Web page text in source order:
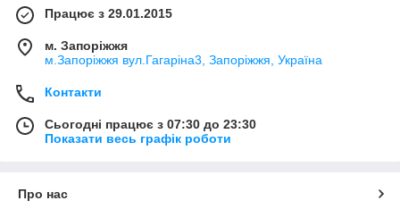
Працює з 29.01.2015
м. Запоріжжя
м.Запоріжжя вул.Гагаріна3, Запоріжжя, Україна
Контакти
Сьогодні працює з 07:30 до 23:30
Показати весь графік роботи
Про нас